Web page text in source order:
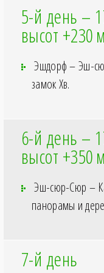
5-й день –
высот +230
Эшдорф – Эш-
замок Хв.
6-й день –
высот +350
Эш-сюр-Сюр –
панорамы и
7-й день